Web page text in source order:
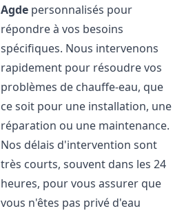
Agde personnalisés pour
répondre à vos besoins
spécifiques. Nous intervenons
rapidement pour résoudre vos
problèmes de chauffe-eau, que
ce soit pour une installation, une
réparation ou une maintenance.
Nos délais d'intervention sont
très courts, souvent dans les 24
heures, pour vous assurer que
vous n'êtes pas privé d'eau